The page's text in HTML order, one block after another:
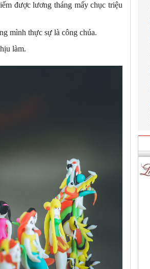
được lương tháng mấy chục triệu
mình thực sự là công chúa.
làm.